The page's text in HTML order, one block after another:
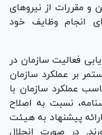
و مقررات از نیرو‌های
انجام وظایف خود
فعالیت سازمان در
بر عملکرد سازمان
عملکرد سازمان با
نسبت به اصلاح
پیشنهاد به هیئت
در صورت انحلال